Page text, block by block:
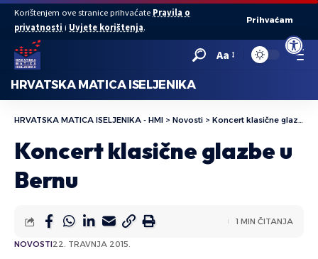
Open
Korištenjem ove stranice prihvaćate Pravila o
privatnosti i Uvjete korištenja.
Prihvaćam
Aa
HRVATSKA MATICA ISELJENIKA
HRVATSKA MATICA ISELJENIKA - HMI > Novosti > Koncert klasične glazbe u Bernu
Koncert klasične glazbe u
Bernu
NOVOSTI22. TRAVNJA 2015.
1 MIN ČITANJA